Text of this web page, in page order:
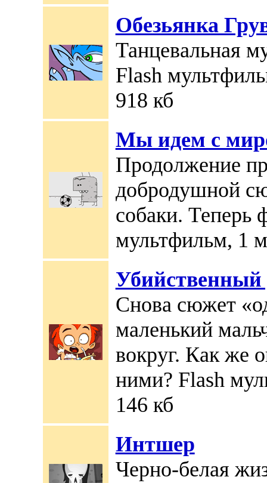
Обезьянка
Танцевальная
Flash
918 кб
Мы идем с
Продолжение
добродушной
собаки. Теперь
мультфильм, 1
Убийственный
Снова сюжет
маленький
вокруг. Как же
ними? Flash
146 кб
Интшер
Черно-белая